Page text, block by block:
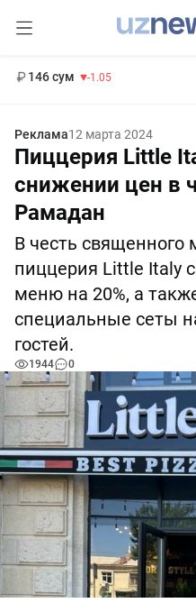
146 сум -1.05
Реклама12 марта 2024
Пиццерия Little
снижении цен в
Рамадан
В честь священного
пиццерия Little Italy
меню на 20%, а
специальные сеты
гостей.
1944 0